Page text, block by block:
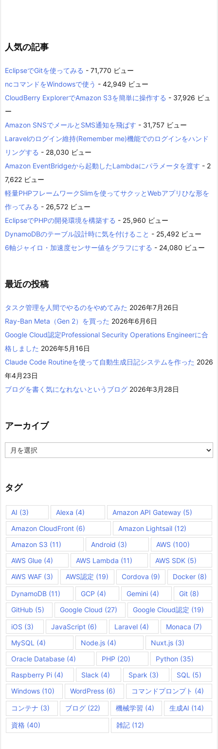
人気の記事
EclipseでGitを使ってみる - 71,770 ビュー
ncコマンドをWindowsで使う - 42,949 ビュー
CloudBerry ExplorerでAmazon S3を簡単に操作する - 37,926 ビュ
ー
Amazon SNSでメールとSMS通知を飛ばす - 31,757 ビュー
Laravelのログイン維持(Remember me)機能でのログインをハンド
リングする - 28,030 ビュー
Amazon EventBridgeから起動したLambdaにパラメータを渡す - 2
7,622 ビュー
軽量PHPフレームワークSlimを使ってサクッとWebアプリひな形を
作ってみる - 26,572 ビュー
EclipseでPHPの開発環境を構築する - 25,960 ビュー
DynamoDBのテーブル設計時に気を付けること - 25,492 ビュー
6軸ジャイロ・加速度センサー値をグラフにする - 24,080 ビュー
最近の投稿
タスク管理を人間でやるのをやめてみた 2026年7月26日
Ray-Ban Meta（Gen 2）を買った 2026年6月6日
Google Cloud認定Professional Security Operations Engineerに合
格しました 2026年5月16日
Claude Code Routineを使って自動生成日記システムを作った 2026
年4月23日
ブログを書く気になれないというブログ 2026年3月28日
アーカイブ
ー
ブ
タグ
AI (3) Alexa (4) Amazon API Gateway (5)
Amazon CloudFront (6) Amazon Lightsail (12)
Amazon S3 (11) Android (3) AWS (100)
AWS Glue (4) AWS Lambda (11) AWS SDK (5)
AWS WAF (3) AWS認定 (19) Cordova (9) Docker(8)
DynamoDB (11) GCP (4) Gemini(4) Git (8)
GitHub (5) Google Cloud (27) Google Cloud認定 (19)
iOS (3) JavaScript(6) Laravel(4) Monaca (7)
MySQL (4) Node.js(4) Nuxt.js (3)
Oracle Database (4) PHP (20) Python (35)
Raspberry Pi (4) Slack (4) Spark (3) SQL (5)
Windows (10) WordPress (6) コマンドプロンプト (4)
コンテナ (3) ブログ(22) 機械学習 (4) 生成AI (14)
資格 (40) 雑記(12)